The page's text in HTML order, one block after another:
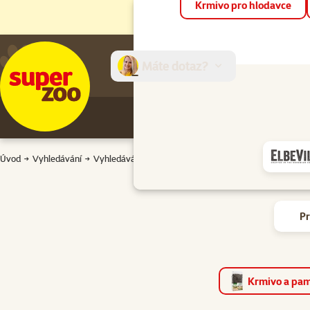
Krmivo pro hlodavce
Úvod Vyhledávání Vyhledávání
Krmivo a